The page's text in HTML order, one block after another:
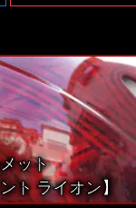
ット
ト ライオン】